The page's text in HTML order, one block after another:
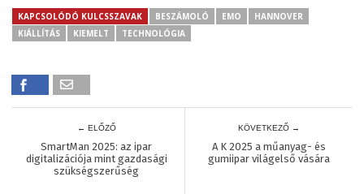
KAPCSOLÓDÓ KULCSSZAVAK BESZÁMOLÓ EMO
HANNOVER
KIÁLLÍTÁS
KIEMELT TECHNOLÓGIA
← ELŐZŐ
SmartMan 2025: az ipar
digitalizációja mint gazdasági
szükségszerűség
KÖVETKEZŐ →
A K 2025 a műanyag- és
gumiipar világelső vására